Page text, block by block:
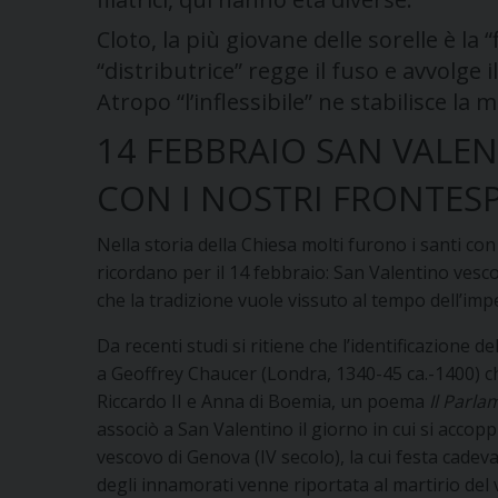
Cloto, la più giovane delle sorelle è la
“distributrice” regge il fuso e avvolge
Atropo “l’inflessibile” ne stabilisce la
14 FEBBRAIO SAN
CON I NOSTRI
Nella storia della Chiesa molti furono i santi
ricordano per il 14 febbraio: San Valentino
che la tradizione vuole vissuto al tempo
Da recenti studi si ritiene che l’identificazione
a Geoffrey Chaucer (Londra, 1340-45 ca.-
Riccardo II e Anna di Boemia, un poema Il
associò a San Valentino il giorno in cui si
vescovo di Genova (IV secolo), la cui festa
degli innamorati venne riportata al martirio del